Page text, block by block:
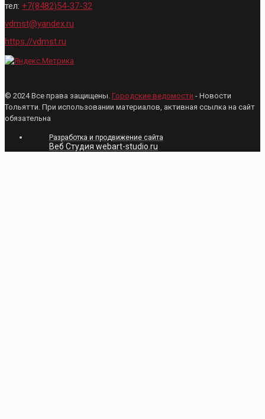
тел: +7(8482)54-37-32
vdmst@yandex.ru
https://vdmst.ru
© 2024 Все права защищены. Городские ведомости - Новости
Тольятти. При использовании материалов, активная ссылка на сайт
обязательна
Разработка и продвижение сайта
Веб Студия webart-studio.ru